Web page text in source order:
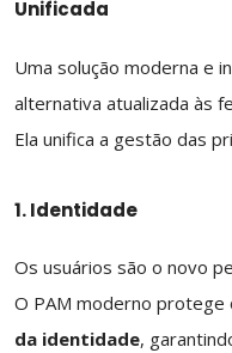
Unificada
Uma solução moderna e
alternativa atualizada às
Ela unifica a gestão das
1. Identidade
Os usuários são o novo
O PAM moderno protege
da identidade,